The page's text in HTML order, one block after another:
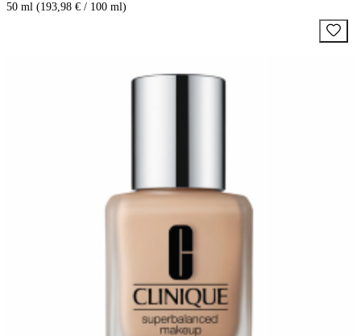
50 ml (193,98 € / 100 ml)